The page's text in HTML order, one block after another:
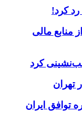
کرد!
منابع مالی
توافق ایران